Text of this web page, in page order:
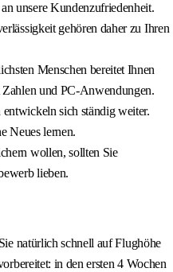
unsere Kundenzufriedenheit.
gehören daher zu Ihren
Menschen bereitet Ihnen
Zahlen und PC-Anwendungen.
sich ständig weiter.
Neues lernen.
wollen, sollten Sie
lieben.
natürlich schnell auf Flughöhe
in den ersten 4 Wochen